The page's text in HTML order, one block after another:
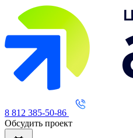
8 812 385-50-86
Обсудить проект